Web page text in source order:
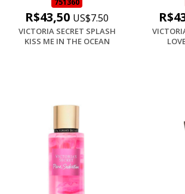
751360
R$43,50 US$7.50
VICTORIA SECRET SPLASH
KISS ME IN THE OCEAN